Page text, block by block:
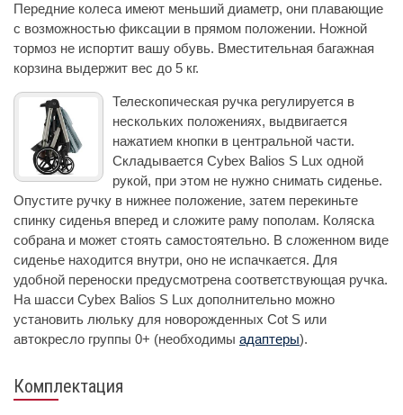
Передние колеса имеют меньший диаметр, они плавающие
с возможностью фиксации в прямом положении. Ножной
тормоз не испортит вашу обувь. Вместительная багажная
корзина выдержит вес до 5 кг.
Телескопическая ручка регулируется в
нескольких положениях, выдвигается
нажатием кнопки в центральной части.
Складывается Cybex Balios S Lux одной
рукой, при этом не нужно снимать сиденье.
Опустите ручку в нижнее положение, затем перекиньте
спинку сиденья вперед и сложите раму пополам. Коляска
собрана и может стоять самостоятельно. В сложенном виде
сиденье находится внутри, оно не испачкается. Для
удобной переноски предусмотрена соответствующая ручка.
На шасси Cybex Balios S Lux дополнительно можно
установить люльку для новорожденных Cot S или
автокресло группы 0+ (необходимы адаптеры).
Комплектация